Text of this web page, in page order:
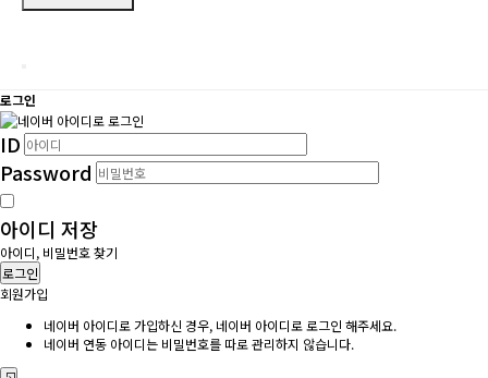
로그인
ID
Password
아이디 저장
아이디, 비밀번호 찾기
로그인
회원가입
네이버 아이디로 가입하신 경우, 네이버 아이디로 로그인 해주세요.
네이버 연동 아이디는 비밀번호를 따로 관리하지 않습니다.